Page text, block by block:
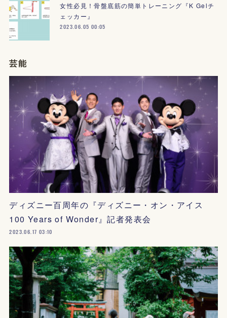
女性必見！骨盤底筋の簡単トレーニング『K Gelチ
ェッカー』
2023.06.05 00:05
芸能
ディズニー百周年の『ディズニー・オン・アイス
100 Years of Wonder』記者発表会
2023.06.17 03:10